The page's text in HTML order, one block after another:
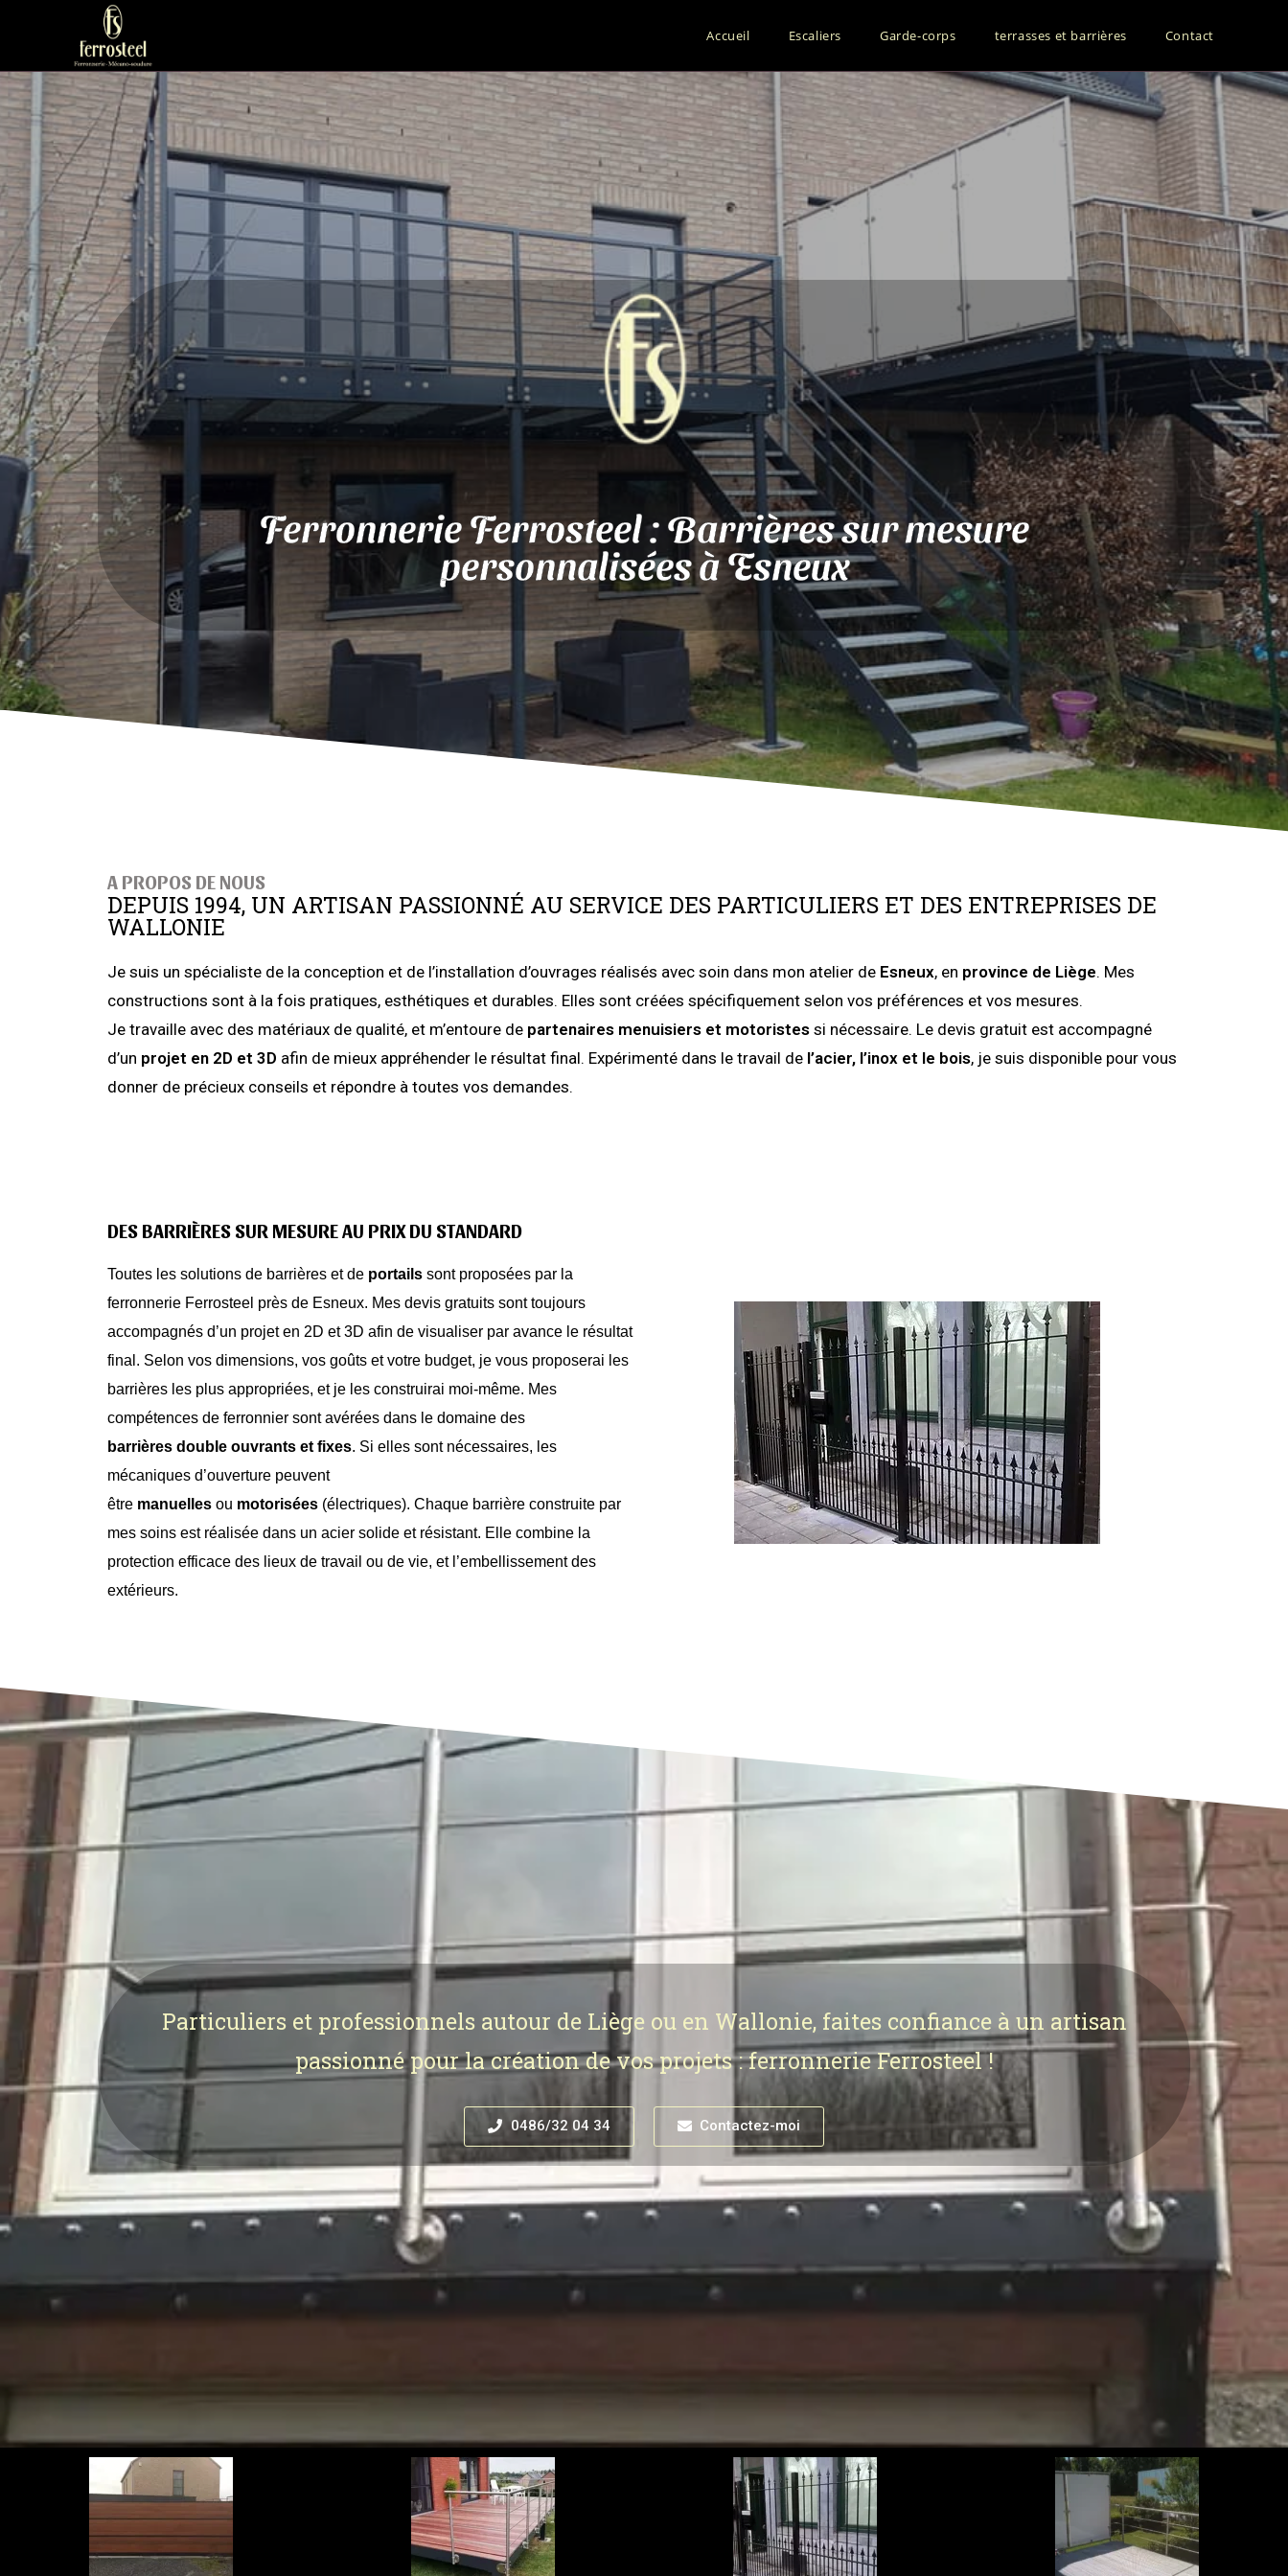
Accueil Escaliers Garde-corps terrasses et barrières Contact
Ferronnerie Ferrosteel : Barrières sur mesure
personnalisées à Esneux
A PROPOS DE NOUS
DEPUIS 1994, UN ARTISAN PASSIONNÉ AU SERVICE DES PARTICULIERS ET DES ENTREPRISES DE
WALLONIE
Je suis un spécialiste de la conception et de l’installation d’ouvrages réalisés avec soin dans mon atelier de Esneux, en province de Liège. Mes
constructions sont à la fois pratiques, esthétiques et durables. Elles sont créées spécifiquement selon vos préférences et vos mesures.
Je travaille avec des matériaux de qualité, et m’entoure de partenaires menuisiers et motoristes si nécessaire. Le devis gratuit est accompagné
d’un projet en 2D et 3D afin de mieux appréhender le résultat final. Expérimenté dans le travail de l’acier, l’inox et le bois, je suis disponible pour vous
donner de précieux conseils et répondre à toutes vos demandes.
DES BARRIÈRES SUR MESURE AU PRIX DU STANDARD
Toutes les solutions de barrières et de portails sont proposées par la
ferronnerie Ferrosteel près de Esneux. Mes devis gratuits sont toujours
accompagnés d’un projet en 2D et 3D afin de visualiser par avance le résultat
final. Selon vos dimensions, vos goûts et votre budget, je vous proposerai les
barrières les plus appropriées, et je les construirai moi-même. Mes
compétences de ferronnier sont avérées dans le domaine des
barrières double ouvrants et fixes. Si elles sont nécessaires, les
mécaniques d’ouverture peuvent
être manuelles ou motorisées (électriques). Chaque barrière construite par
mes soins est réalisée dans un acier solide et résistant. Elle combine la
protection efficace des lieux de travail ou de vie, et l’embellissement des
extérieurs.
Particuliers et professionnels autour de Liège ou en Wallonie, faites confiance à un artisan
passionné pour la création de vos projets : ferronnerie Ferrosteel !
0486/32 04 34 Contactez-moi